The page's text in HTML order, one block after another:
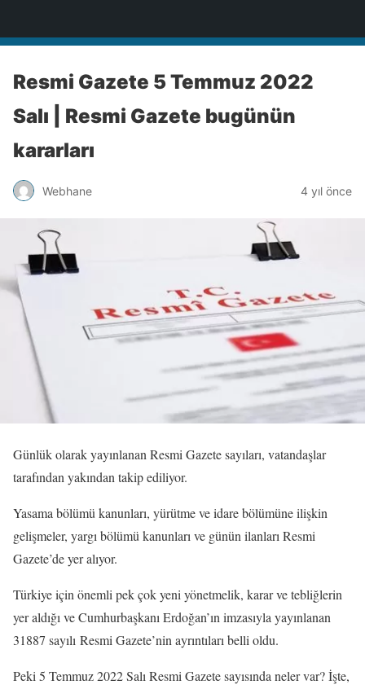
Resmi Gazete 5 Temmuz 2022
Salı | Resmi Gazete bugünün
kararları
Webhane 4 yıl önce
Günlük olarak yayınlanan Resmi Gazete sayıları, vatandaşlar
tarafından yakından takip ediliyor.
Yasama bölümü kanunları, yürütme ve idare bölümüne ilişkin
gelişmeler, yargı bölümü kanunları ve günün ilanları Resmi
Gazete’de yer alıyor.
Türkiye için önemli pek çok yeni yönetmelik, karar ve tebliğlerin
yer aldığı ve Cumhurbaşkanı Erdoğan’ın imzasıyla yayınlanan
31887 sayılı Resmi Gazete’nin ayrıntıları belli oldu.
Peki 5 Temmuz 2022 Salı Resmi Gazete sayısında neler var? İşte,